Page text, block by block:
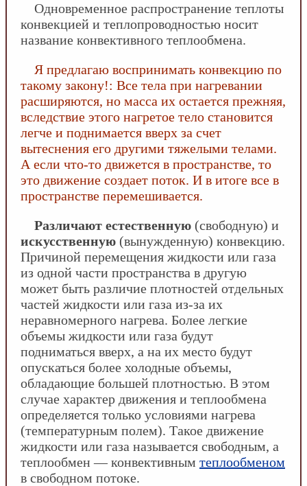
Одновременное распространение теплоты
конвекцией и теплопроводностью носит
название конвективного теплообмена.
Я предлагаю воспринимать конвекцию по
такому закону!: Все тела при нагревании
расширяются, но масса их остается прежняя,
вследствие этого нагретое тело становится
легче и поднимается вверх за счет
вытеснения его другими тяжелыми телами.
А если что-то движется в пространстве, то
это движение создает поток. И в итоге все в
пространстве перемешивается.
Различают естественную (свободную) и
искусственную (вынужденную) конвекцию.
Причиной перемещения жидкости или газа
из одной части пространства в другую
может быть различие плотностей отдельных
частей жидкости или газа из-за их
неравномерного нагрева. Более легкие
объемы жидкости или газа будут
подниматься вверх, а на их место будут
опускаться более холодные объемы,
обладающие большей плотностью. В этом
случае характер движения и теплообмена
определяется только условиями нагрева
(температурным полем). Такое движение
жидкости или газа называется свободным, а
теплообмен — конвективным теплообменом
в свободном потоке.